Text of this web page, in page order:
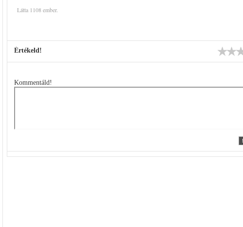
Látta 1108 ember.
Értékeld!
Kommentáld!